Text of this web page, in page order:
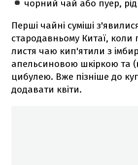
чорний чай або пуер,
Перші чайні суміші
стародавньому Китаї, коли
листя чаю кип'ятили з
апельсиновою шкіркою та
цибулею. Вже пізніше до
додавати квіти.